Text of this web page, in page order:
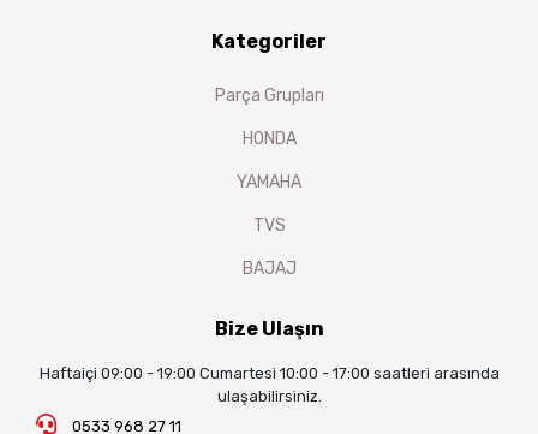
Kategoriler
Parça Grupları
HONDA
YAMAHA
TVS
BAJAJ
Bize Ulaşın
Haftaiçi 09:00 - 19:00 Cumartesi 10:00 - 17:00 saatleri arasında
ulaşabilirsiniz.
0533 968 27 11